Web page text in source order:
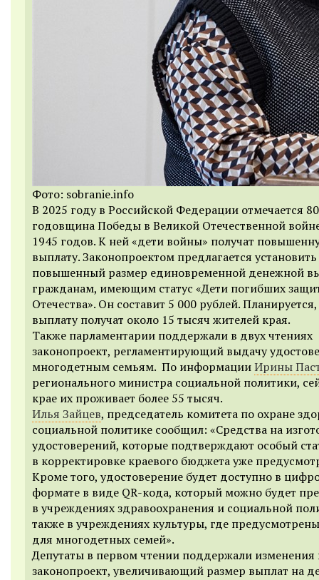
Фото: sobranie.info
В 2025 году в Российской Федерации отмечается
годовщина Победы в Великой Отечественной
1945 годов. К ней «дети войны» получат
выплату. Законопроектом предлагается установить
повышенный размер единовременной денежной
гражданам, имеющим статус «Дети погибших
Отечества». Он составит 5 000 рублей.
выплату получат около 15 тысяч жителей края.
Также парламентарии поддержали в двух чтениях
законопроект, регламентирующий выдачу
многодетным семьям. По информацииИрины
регионального министра социальной политики,
крае их проживает более 55 тысяч.
Илья Зайцев, председатель комитета по охране
социальной политике сообщил: «Средства на
удостоверений, которые подтверждают особый
в корректировке краевого бюджета уже
Кроме того, удостоверение будет доступно в
формате в виде QR-кода, который можно будет
в учреждениях здравоохранения и социальной
также в учреждениях культуры, где
для многодетных семей».
Депутаты в первом чтении поддержали изменения
законопроект, увеличивающий размер выплат на